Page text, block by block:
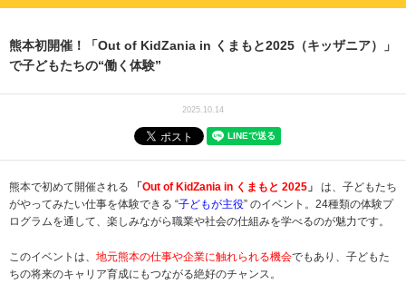
熊本初開催！「Out of KidZania in くまもと2025（キッザニア）」
で子どもたちの“働く体験”
2025.10.14
熊本で初めて開催される 「 Out of KidZania in くまもと 2025 」
は、子どもたち
がやってみたい仕事を体験できる “子どもが主役” のイベント。24種類の体験プ
ログラムを通して、楽しみながら職業や社会の仕組みを学べるのが魅力です。
このイベントは、 地元熊本の仕事や企業に触れられる機会でもあり、子どもた
ちの将来のキャリア育成にもつながる絶好のチャンス。